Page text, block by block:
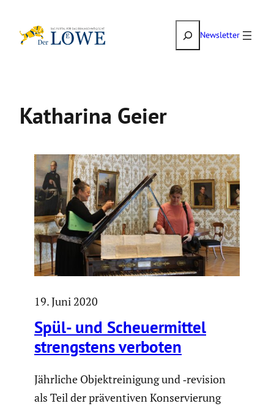
Inhalt
SuchenNewsletter
Katharina Geier
19. Juni 2020
Spül- und Scheu­er­mittel
strengs­tens verboten
Jährliche Objekt­rei­ni­gung und ‑revision
als Teil der präven­tiven Konser­vie­rung